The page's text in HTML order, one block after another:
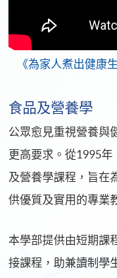
《為家人煮出健康
食品及營養學
公眾愈見重視營養與
更高要求。從1995
及營養學課程，旨在
供優質及實用的專業
本學部提供由短期課
接課程，助兼讀制學